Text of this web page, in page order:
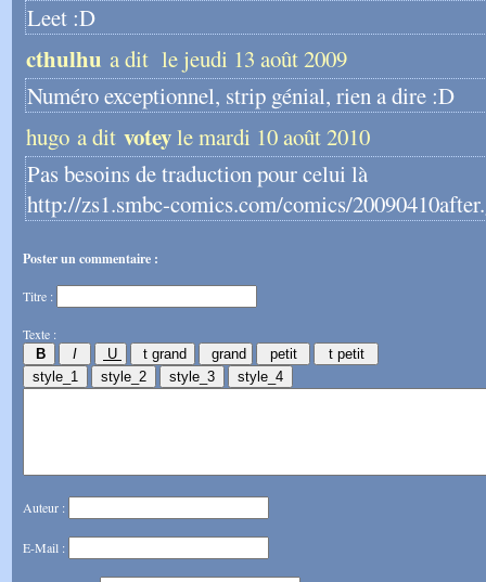
Leet :D
cthulhu a dit le jeudi 13 août 2009
Numéro exceptionnel, strip génial, rien a dire :D
hugo a dit voteyle mardi 10 août 2010
Pas besoins de traduction pour celui là
http://zs1.smbc-comics.com/comics/
Poster un commentaire :
Titre :
Texte :
Auteur :
E-Mail :